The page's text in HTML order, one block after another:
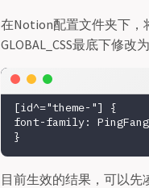
在Notion配置文件夹下，
GLOBAL_CSS最底下修改为
[id^="theme-"] {
font-family: PingFang
目前生效的结果，可以